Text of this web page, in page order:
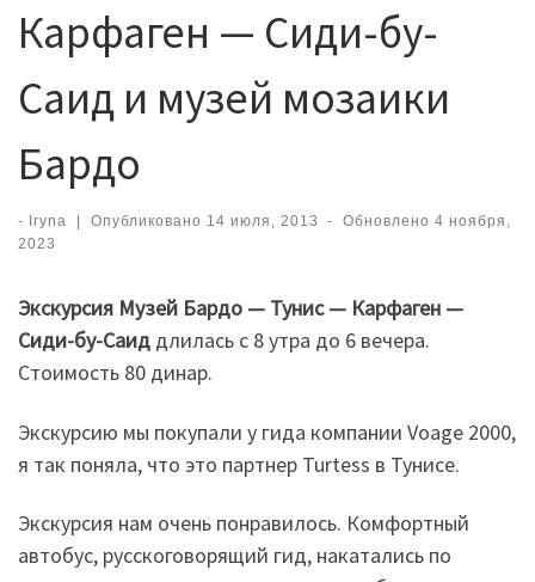
Карфаген — Сиди-бу-
Саид и музей мозаики
Бардо
- Iryna Опубликовано 14 июля, 2013 - Обновлено4 ноября,
2023
Экскурсия Музей Бардо — Тунис — Карфаген —
Сиди-бу-Саид длилась с 8 утра до 6 вечера.
Стоимость 80 динар.
Экскурсию мы покупали у гида компании Voage 2000,
я так поняла, что это партнер Turtess в Тунисе.
Экскурсия нам очень понравилось. Комфортный
автобус, русскоговорящий гид, накатались по